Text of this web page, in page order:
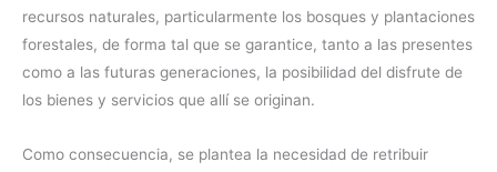
recursos naturales, particularmente los bosques y plantaciones
forestales, de forma tal que se garantice, tanto a las presentes
como a las futuras generaciones, la posibilidad del disfrute de
los bienes y servicios que allí se originan.
Como consecuencia, se plantea la necesidad de retribuir